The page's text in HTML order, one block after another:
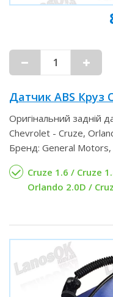
Датчик ABS Круз
Оригінальний задній
Chevrolet - Cruze,
Бренд: General
Cruze 1.6 / Cruze
Orlando 2.0D /